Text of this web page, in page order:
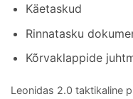
Käetaskud
Rinnatasku
Kõrvaklappide
Leonidas 2.0 taktikaline